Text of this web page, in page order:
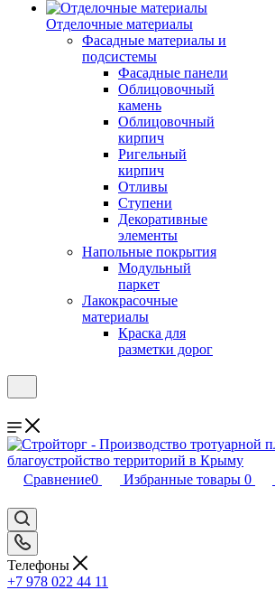
Отделочные материалы
Фасадные материалы и
подсистемы
Фасадные панели
Облицовочный
камень
Облицовочный
кирпич
Ригельный
кирпич
Отливы
Ступени
Декоративные
элементы
Напольные покрытия
Модульный
паркет
Лакокрасочные
материалы
Краска для
разметки дорог
Сравнение0 Избранные товары 0
Телефоны
+7 978 022 44 11